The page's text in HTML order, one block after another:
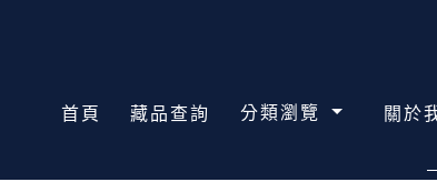
首頁 藏品查詢 分類瀏覽 關於